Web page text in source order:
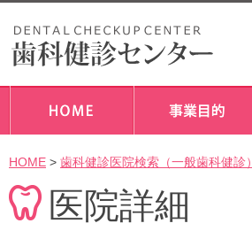
HOME > 歯科健診医院検索（一般歯科健診）
医院詳細